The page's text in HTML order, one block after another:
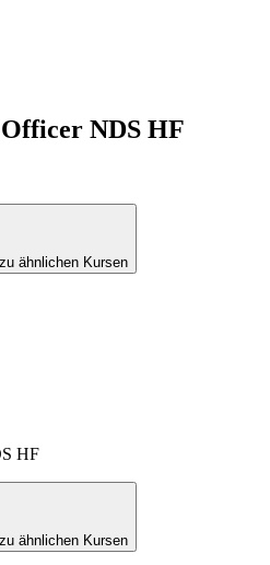
NDS HF
ähnlichen Kursen
HF
ähnlichen Kursen